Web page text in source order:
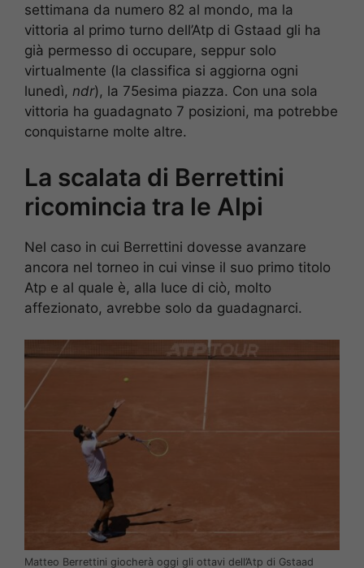
settimana da numero 82 al mondo, ma la
vittoria al primo turno dell’Atp di Gstaad gli ha
già permesso di occupare, seppur solo
virtualmente (la classifica si aggiorna ogni
lunedì, ndr), la 75esima piazza. Con una sola
vittoria ha guadagnato 7 posizioni, ma potrebbe
conquistarne molte altre.
La scalata di Berrettini
ricomincia tra le Alpi
Nel caso in cui Berrettini dovesse avanzare
ancora nel torneo in cui vinse il suo primo titolo
Atp e al quale è, alla luce di ciò, molto
affezionato, avrebbe solo da guadagnarci.
Matteo Berrettini giocherà oggi gli ottavi dell’Atp di Gstaad